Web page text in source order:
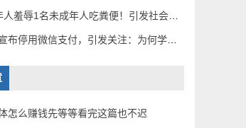
怎么赚钱先等等看完这篇也不迟